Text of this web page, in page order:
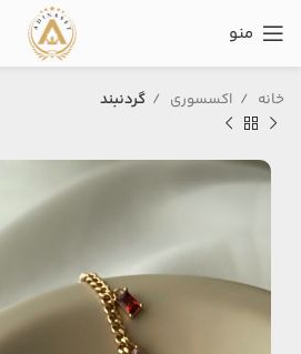
منو
خانه اکسسوری گردنبند